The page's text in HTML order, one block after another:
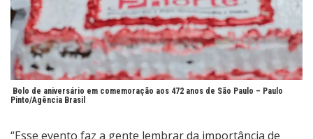
Bolo de aniversário em comemoração aos 472 anos de São Paulo – Paulo
Pinto/Agência Brasil
“Esse evento faz a gente lembrar da importância de